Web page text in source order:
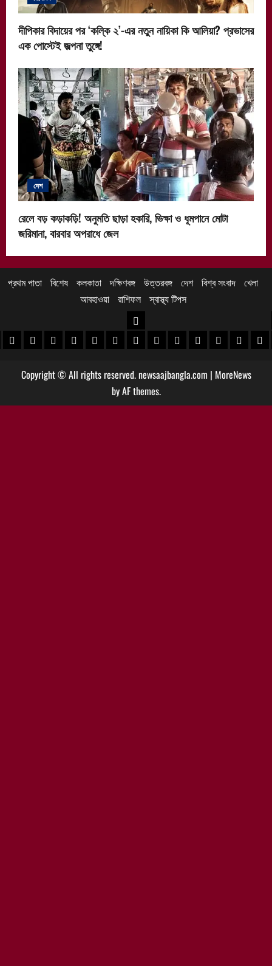
দীপিকার বিদায়ের পর ‘কল্কি ২’-এর নতুন নায়িকা কি আলিয়া? প্রভাসের
এক পোস্টেই জল্পনা তুঙ্গে!
দেশ
রেলে বড় কড়াকড়ি! অনুমতি ছাড়া হকারি, ভিক্ষা ও ধূমপানে মোটা
জরিমানা, বারবার অপরাধে জেল
প্রথম পাতা বিশেষ কলকাতা দক্ষিণবঙ্গ উত্তরবঙ্গ দেশ বিশ্ব সংবাদ খেলা
আবহাওয়া
রাশিফল স্বাস্থ্য টিপস
খবর
খবর
পুরুলিয়া খবর
বাঁকুড়া খবরপশ্চিম বর্ধমান খবর
পূর্ব বর্ধমান খবর
বীরভূম খবরমুর্শিদাবাদ খবর
উত্তরবঙ্গ
কোচবিহার নিউজ
আলিপুরদুয়ার খবর
জলপাইগুড়ি খবর
শিলিগুড়ি খবর
উত্তরদক্ষিণ
Copyright © All rights reserved. newsaajbangla.com | MoreNews
by AF themes.